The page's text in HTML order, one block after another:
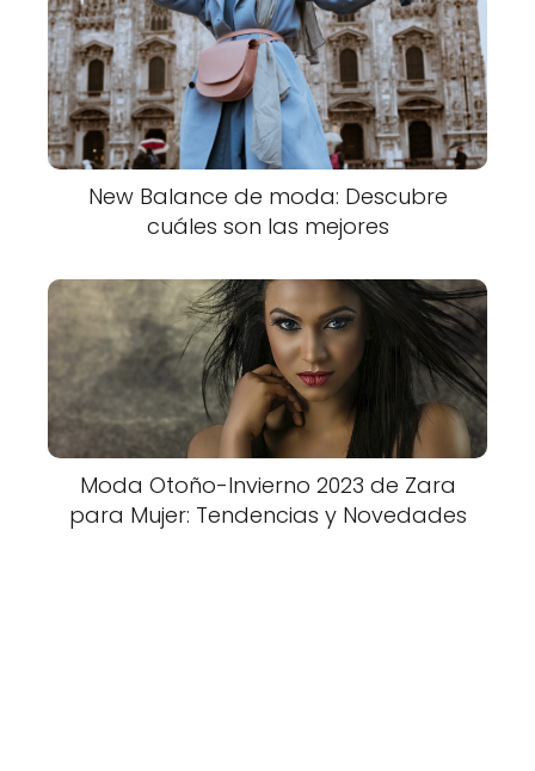
New Balance de moda: Descubre
cuáles son las mejores
Moda Otoño-Invierno 2023 de Zara
para Mujer: Tendencias y Novedades